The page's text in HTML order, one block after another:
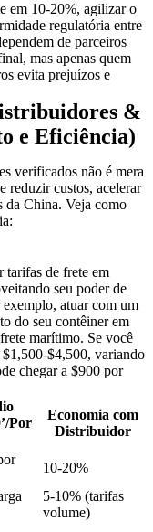
em 10-20%, agilizar o
regulatória entre
de parceiros
mas apenas quem
evita prejuízos e
&
e Eficiência)
verificados não é mera
reduzir custos, acelerar
da China. Veja como
tarifas de frete em
seu poder de
atuar com um
do seu contêiner em
marítimo. Se você
$1,500-$4,500, variando
chegar a $900 por
Por
Economia com
Distribuidor
10-20%
5-10% (tarifas
volume)